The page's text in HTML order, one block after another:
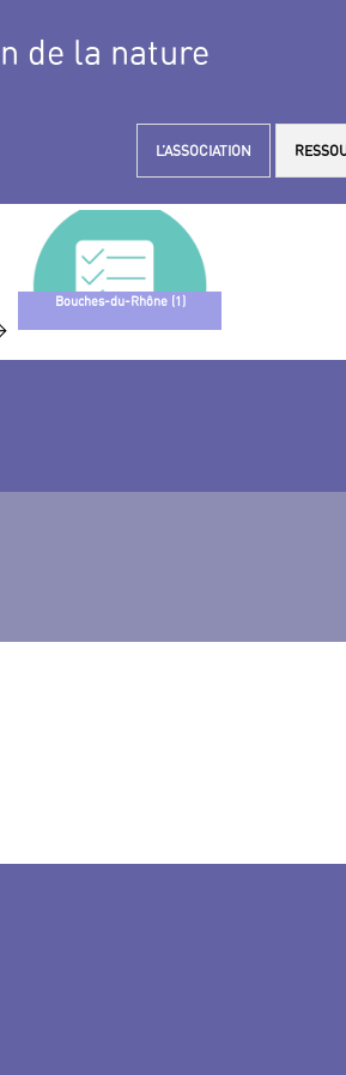
de la nature
L’ASSOCIATION
Bouches-du-Rhône (1)